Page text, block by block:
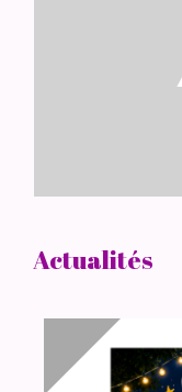
Actualités